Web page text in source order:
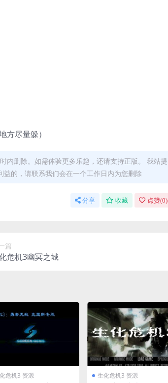
方尽量躲）
内删除。如需体验更多乐趣，还请支持正版。 我站提
的，请联系我们会在一个工作日内为您删除
分享 收藏 点赞(0)
篇
危机3幽冥之城
危机3 资源 生化危机3 资源